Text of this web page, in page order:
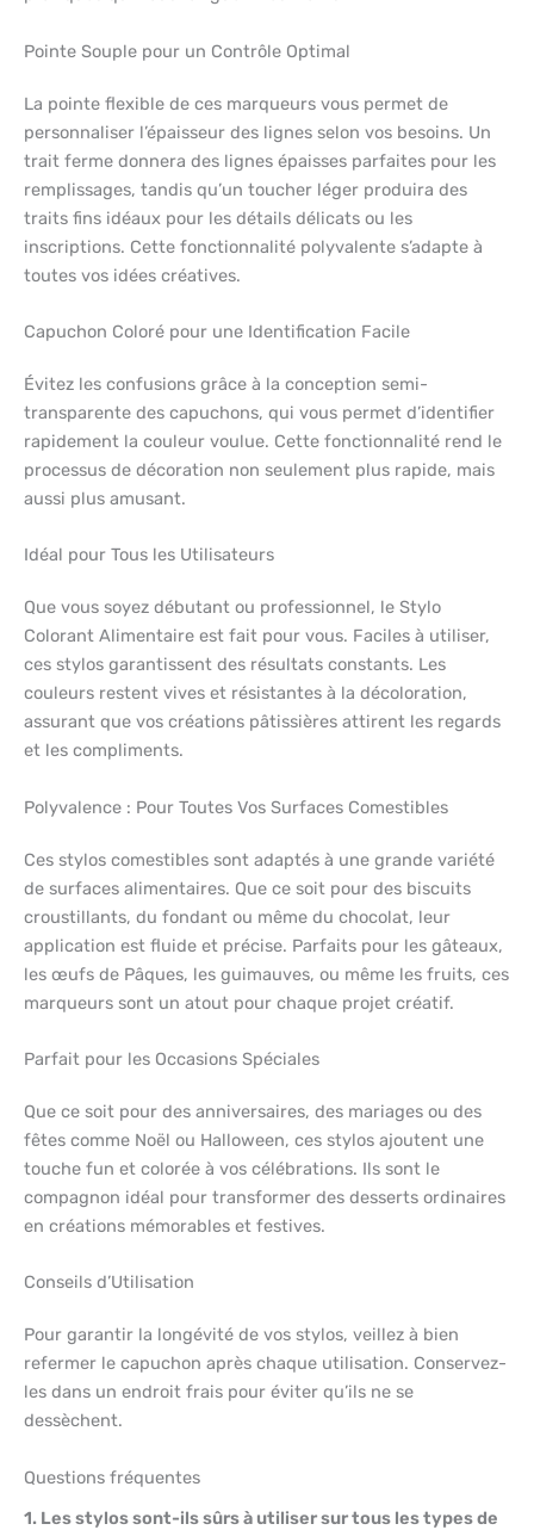
Pointe Souple pour un Contrôle Optimal
La pointe flexible de ces marqueurs vous permet de
personnaliser l’épaisseur des lignes selon vos besoins. Un
trait ferme donnera des lignes épaisses parfaites pour les
remplissages, tandis qu’un toucher léger produira des
traits fins idéaux pour les détails délicats ou les
inscriptions. Cette fonctionnalité polyvalente s’adapte à
toutes vos idées créatives.
Capuchon Coloré pour une Identification Facile
Évitez les confusions grâce à la conception semi-
transparente des capuchons, qui vous permet d’identifier
rapidement la couleur voulue. Cette fonctionnalité rend le
processus de décoration non seulement plus rapide, mais
aussi plus amusant.
Idéal pour Tous les Utilisateurs
Que vous soyez débutant ou professionnel, le Stylo
Colorant Alimentaire est fait pour vous. Faciles à utiliser,
ces stylos garantissent des résultats constants. Les
couleurs restent vives et résistantes à la décoloration,
assurant que vos créations pâtissières attirent les regards
et les compliments.
Polyvalence : Pour Toutes Vos Surfaces Comestibles
Ces stylos comestibles sont adaptés à une grande variété
de surfaces alimentaires. Que ce soit pour des biscuits
croustillants, du fondant ou même du chocolat, leur
application est fluide et précise. Parfaits pour les gâteaux,
les œufs de Pâques, les guimauves, ou même les fruits, ces
marqueurs sont un atout pour chaque projet créatif.
Parfait pour les Occasions Spéciales
Que ce soit pour des anniversaires, des mariages ou des
fêtes comme Noël ou Halloween, ces stylos ajoutent une
touche fun et colorée à vos célébrations. Ils sont le
compagnon idéal pour transformer des desserts ordinaires
en créations mémorables et festives.
Conseils d’Utilisation
Pour garantir la longévité de vos stylos, veillez à bien
refermer le capuchon après chaque utilisation. Conservez-
les dans un endroit frais pour éviter qu’ils ne se
dessèchent.
Questions fréquentes
1. Les stylos sont-ils sûrs à utiliser sur tous les types de